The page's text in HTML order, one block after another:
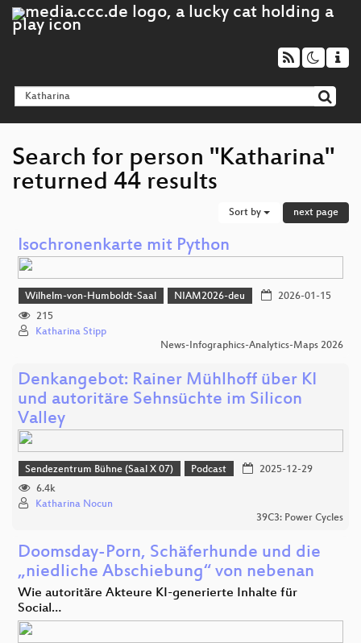
Search for person "Katharina"
returned 44 results
Sort by next page
Isochronenkarte mit Python
Wilhelm-von-Humboldt-Saal NIAM2026-deu
2026-01-15
215
Katharina Stipp
News-Infographics-Analytics-Maps 2026
Denkangebot: Rainer Mühlhoff über KI
und autoritäre Sehnsüchte im Silicon
Valley
Sendezentrum Bühne (Saal X 07) Podcast
2025-12-29
6.4k
Katharina Nocun
39C3: Power Cycles
Doomsday-Porn, Schäferhunde und die
„niedliche Abschiebung“ von nebenan
Wie autoritäre Akteure KI-generierte Inhalte für
Social…